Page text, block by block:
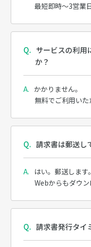
最短即時～3営業
サービスの利用
か？
かかりません。
無料でご利用いた
請求書は郵送し
はい。郵送します
Webからもダウン
請求書発行タイ